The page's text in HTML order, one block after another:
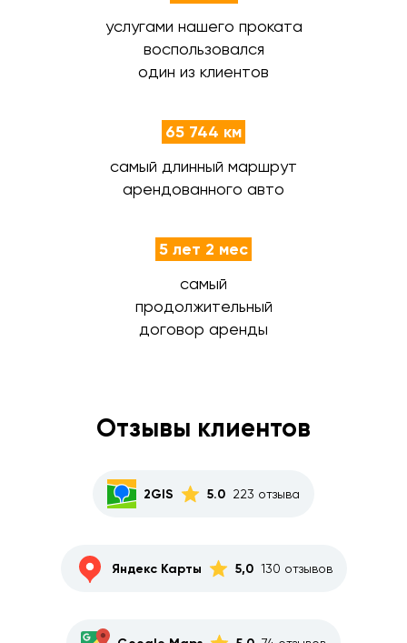
услугами нашего проката
воспользовался
один из клиентов
65 744 км
самый длинный маршрут
арендованного авто
5 лет 2 мес
самый
продолжительный
договор аренды
Отзывы клиентов
2GIS 5.0 223 отзыва
Яндекс Карты 5,0 130 отзывов